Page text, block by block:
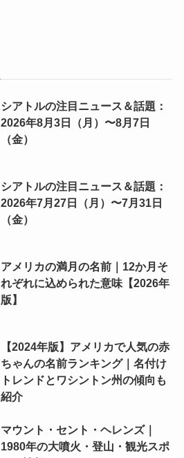
シアトルの注目ニュース＆話題：
2026年8月3日（月）〜8月7日
（金）
シアトルの注目ニュース＆話題：
2026年7月27日（月）〜7月31日
（金）
アメリカの満月の名前｜12か月そ
れぞれに込められた意味【2026年
版】
【2024年版】アメリカで人気の赤
ちゃんの名前ランキング｜名付け
トレンドとワシントン州の傾向も
紹介
マウント・セント・ヘレンズ｜
1980年の大噴火・登山・観光スポ